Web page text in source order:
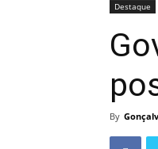
Destaque
By